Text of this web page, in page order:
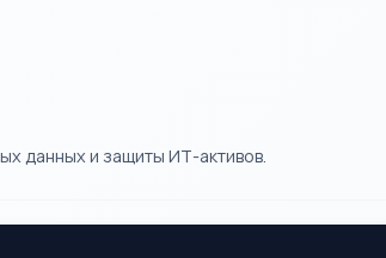
данных и защиты ИТ-активов.